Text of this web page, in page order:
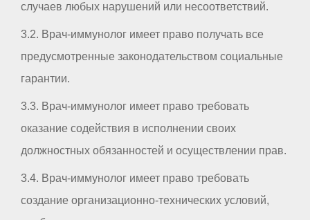
случаев любых нарушений или несоответствий.
3.2. Врач-иммунолог имеет право получать все
предусмотренные законодательством социальные
гарантии.
3.3. Врач-иммунолог имеет право требовать
оказание содействия в исполнении своих
должностных обязанностей и осуществлении прав.
3.4. Врач-иммунолог имеет право требовать
создание организационно-технических условий,